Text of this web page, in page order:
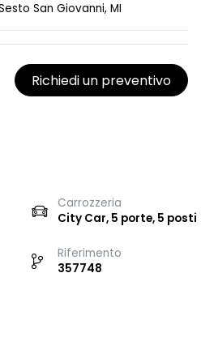
San Giovanni, MI
Richiedi un preventivo
Carrozzeria
City Car, 5 porte, 5 posti
Riferimento
357748